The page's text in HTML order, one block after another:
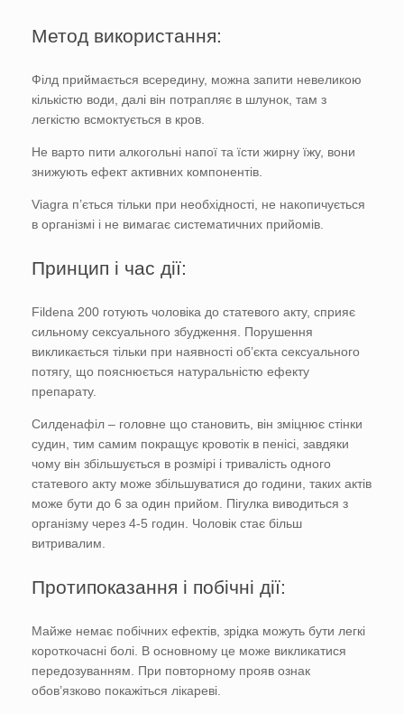
Метод використання:
Філд приймається всередину, можна запити невеликою
кількістю води, далі він потрапляє в шлунок, там з
легкістю всмоктується в кров.
Не варто пити алкогольні напої та їсти жирну їжу, вони
знижують ефект активних компонентів.
Viagra п’ється тільки при необхідності, не накопичується
в організмі і не вимагає систематичних прийомів.
Принцип і час дії:
Fildena 200 готують чоловіка до статевого акту, сприяє
сильному сексуального збудження. Порушення
викликається тільки при наявності об’єкта сексуального
потягу, що пояснюється натуральністю ефекту
препарату.
Силденафіл – головне що становить, він зміцнює стінки
судин, тим самим покращує кровотік в пенісі, завдяки
чому він збільшується в розмірі і тривалість одного
статевого акту може збільшуватися до години, таких актів
може бути до 6 за один прийом. Пігулка виводиться з
організму через 4-5 годин. Чоловік стає більш
витривалим.
Протипоказання і побічні дії:
Майже немає побічних ефектів, зрідка можуть бути легкі
короткочасні болі. В основному це може викликатися
передозуванням. При повторному прояв ознак
обов’язково покажіться лікареві.